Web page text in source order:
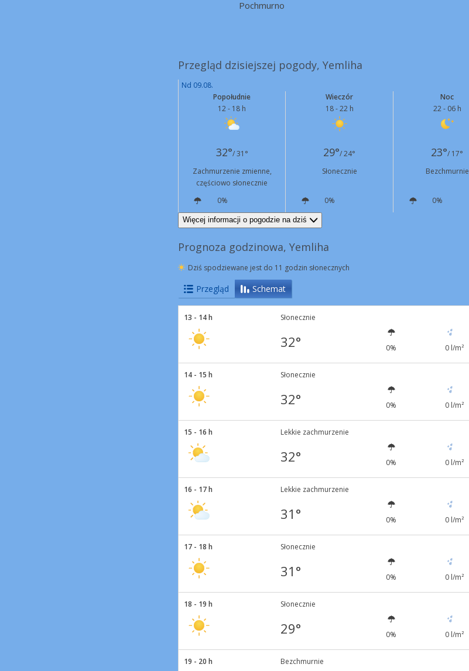
Pochmurno
Przegląd dzisiejszej pogody, Yemliha
Nd 09.08.
Popołudnie
12 - 18 h
Wieczór
18 - 22 h
Noc
22 - 06 h
32°/ 31° 29°/ 24° 23°/ 17°
Zachmurzenie zmienne,
częściowo słonecznie
Słonecznie Bezchmurnie
0% 0% 0%
N
15 km/h
Więcej informacji o pogodzie na dziś
Prognoza godzinowa, Yemliha
Dziś spodziewane jest do 11 godzin słonecznych
Przegląd Schemat
13 - 14 h Słonecznie
32° 0% 0 l/m²
14 - 15 h Słonecznie
32° 0% 0 l/m²
15 - 16 h Lekkie zachmurzenie
32° 0% 0 l/m²
16 - 17 h Lekkie zachmurzenie
31° 0% 0 l/m²
17 - 18 h Słonecznie
31° 0% 0 l/m²
18 - 19 h Słonecznie
29° 0% 0 l/m²
19 - 20 h Bezchmurnie